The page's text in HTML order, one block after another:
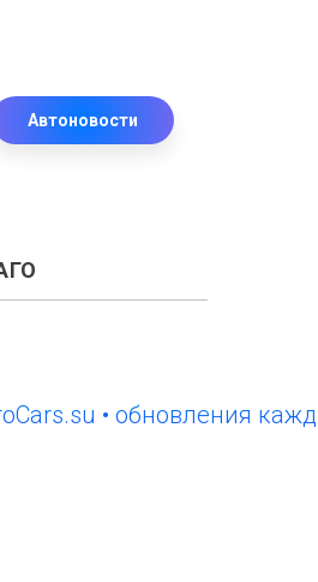
Автоновости
• обновления каждый